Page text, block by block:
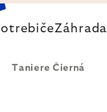
Záhrada
Taniere Čierná